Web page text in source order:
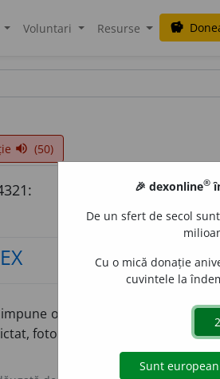
Voluntari Resurse savings
volume_up (50)
impune o anumită atitudine,
fotografiat etc. 3. (
) a
🎉 dexonline®
De un sfert de secol
Cu o mică donație
cuvintele la